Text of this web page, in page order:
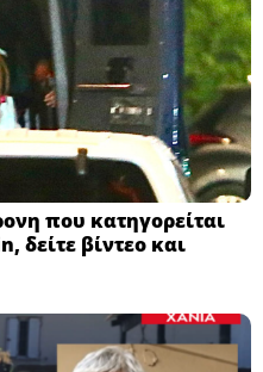
που κατηγορείται
δείτε βίντεο και